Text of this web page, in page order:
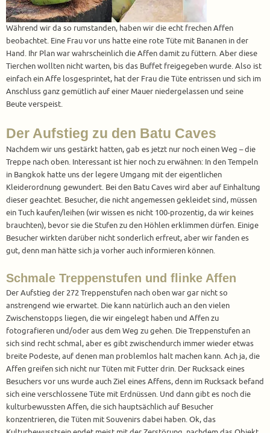
Während wir da so rumstanden, haben wir die echt frechen Affen
beobachtet. Eine Frau vor uns hatte eine rote Tüte mit Bananen in der
Hand. Ihr Plan war wahrscheinlich die Affen damit zu füttern. Aber diese
Tierchen wollten nicht warten, bis das Buffet freigegeben wurde. Also ist
einfach ein Affe losgesprintet, hat der Frau die Tüte entrissen und sich im
Anschluss ganz gemütlich auf einer Mauer niedergelassen und seine
Beute verspeist.
Der Aufstieg zu den Batu Caves
Nachdem wir uns gestärkt hatten, gab es jetzt nur noch einen Weg – die
Treppe nach oben. Interessant ist hier noch zu erwähnen: In den Tempeln
in Bangkok hatte uns der legere Umgang mit der eigentlichen
Kleiderordnung gewundert. Bei den Batu Caves wird aber auf Einhaltung
dieser geachtet. Besucher, die nicht angemessen gekleidet sind, müssen
ein Tuch kaufen/leihen (wir wissen es nicht 100-prozentig, da wir keines
brauchten), bevor sie die Stufen zu den Höhlen erklimmen dürfen. Einige
Besucher wirkten darüber nicht sonderlich erfreut, aber wir fanden es
gut, denn man hätte sich ja vorher auch informieren können.
Schmale Treppenstufen und flinke Affen
Der Aufstieg der 272 Treppenstufen nach oben war gar nicht so
anstrengend wie erwartet. Die kann natürlich auch an den vielen
Zwischenstopps liegen, die wir eingelegt haben und Affen zu
fotografieren und/oder aus dem Weg zu gehen. Die Treppenstufen an
sich sind recht schmal, aber es gibt zwischendurch immer wieder etwas
breite Podeste, auf denen man problemlos halt machen kann. Ach ja, die
Affen greifen sich nicht nur Tüten mit Futter drin. Der Rucksack eines
Besuchers vor uns wurde auch Ziel eines Affens, denn im Rucksack befand
sich eine verschlossene Tüte mit Erdnüssen. Und dann gibt es noch die
kulturbewussten Affen, die sich hauptsächlich auf Besucher
konzentrieren, die Tüten mit Souvenirs dabei haben. Ok, das